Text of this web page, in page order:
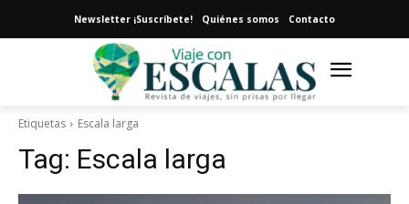
Newsletter ¡Suscríbete! Quiénes somos Contacto
Etiquetas Escala larga
Tag: Escala larga